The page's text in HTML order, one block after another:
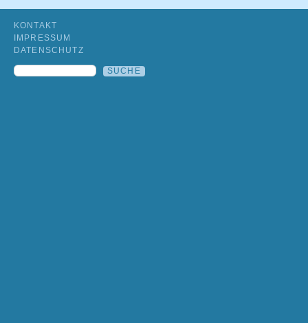
KONTAKT
IMPRESSUM
DATENSCHUTZ